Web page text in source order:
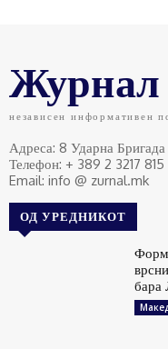
независен информативен
Адреса: 8 Ударна Бригада
Телефон: + 389 2 3217 815
Email: info @ zurnal.mk
ОД УРЕДНИКОТ